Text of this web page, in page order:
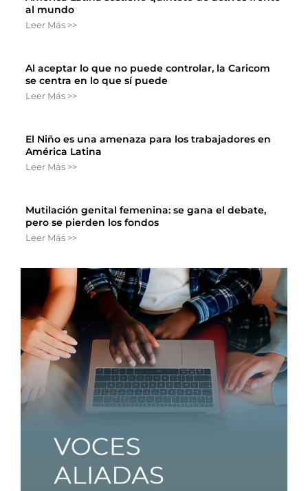
al mundo
Leer Más >>
Al aceptar lo que no puede controlar, la Caricom
se centra en lo que sí puede
Leer Más >>
El Niño es una amenaza para los trabajadores en
América Latina
Leer Más >>
Mutilación genital femenina: se gana el debate,
pero se pierden los fondos
Leer Más >>